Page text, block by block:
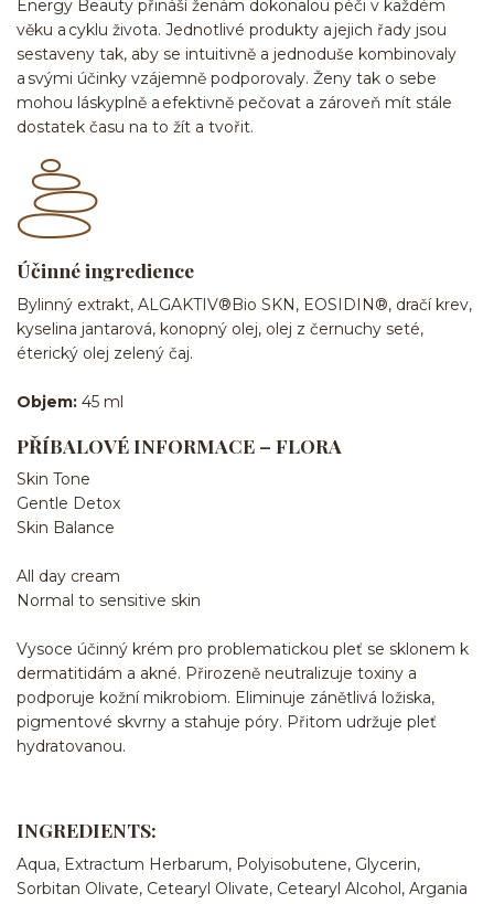
Energy Beauty přináší ženám dokonalou péči v každém
věku a cyklu života. Jednotlivé produkty a jejich řady jsou
sestaveny tak, aby se intuitivně a jednoduše kombinovaly
a svými účinky vzájemně podporovaly. Ženy tak o sebe
mohou láskyplně a efektivně pečovat a zároveň mít stále
dostatek času na to žít a tvořit.
Účinné ingredience
Bylinný extrakt, ALGAKTIV®Bio SKN, EOSIDIN®, dračí krev,
kyselina jantarová, konopný olej, olej z černuchy seté,
éterický olej zelený čaj.
Objem: 45 ml
PŘÍBALOVÉ INFORMACE – FLORA
Skin Tone
Gentle Detox
Skin Balance
All day cream
Normal to sensitive skin
Vysoce účinný krém pro problematickou pleť se sklonem k
dermatitidám a akné. Přirozeně neutralizuje toxiny a
podporuje kožní mikrobiom. Eliminuje zánětlivá ložiska,
pigmentové skvrny a stahuje póry. Přitom udržuje pleť
hydratovanou.
INGREDIENTS:
Aqua, Extractum Herbarum, Polyisobutene, Glycerin,
Sorbitan Olivate, Cetearyl Olivate, Cetearyl Alcohol, Argania